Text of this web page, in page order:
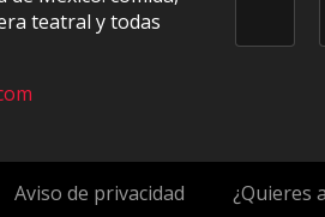
teatral y todas
Aviso de privacidad ¿Quieres